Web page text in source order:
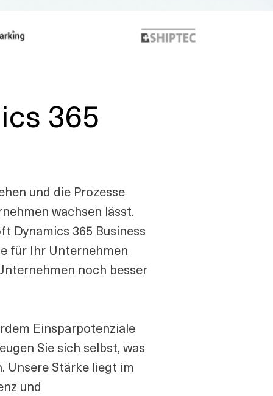
365
und die Prozesse
wachsen lässt.
Dynamics 365 Business
für Ihr Unternehmen
noch besser
Einsparpotenziale
Sie sich selbst, was
Unsere Stärke liegt im
und